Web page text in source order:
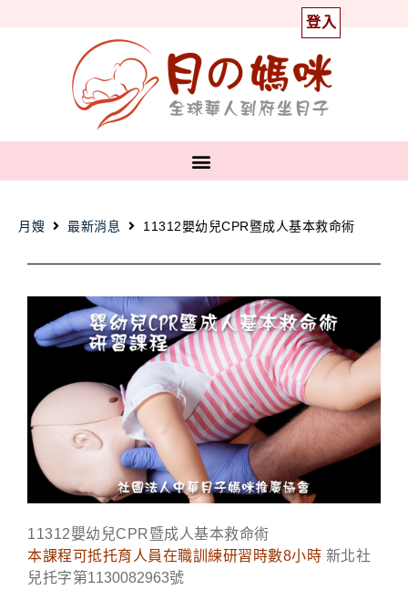
登入
月嫂 最新消息 11312嬰幼兒CPR暨成人基本救命術
11312嬰幼兒CPR暨成人基本救命術
本課程可抵托育人員在職訓練研習時數8小時 新北社
兒托字第1130082963號